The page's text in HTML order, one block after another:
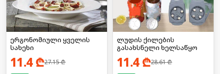
ერგონომიული ყველის
სახეხი
11.4₾27.15₾
ლუდის ქილების
გასახსნელი ხელსაწყო
11.4₾28.61₾